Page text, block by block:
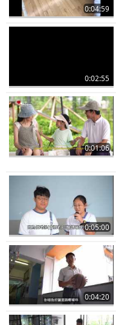
0:04:59
0:02:55
0:01:06
0:05:00
0:04:20